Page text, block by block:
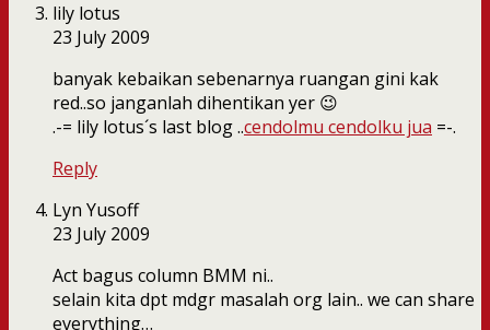
lily lotus
23 July 2009
banyak kebaikan sebenarnya ruangan gini kak
red..so janganlah dihentikan yer 😉
.-= lily lotus´s last blog ..cendolmu cendolku jua =-.
Reply
Lyn Yusoff
23 July 2009
Act bagus column BMM ni..
selain kita dpt mdgr masalah org lain.. we can share
everything…